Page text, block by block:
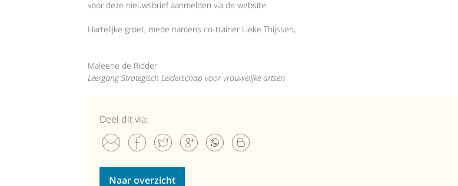
voor deze nieuwsbrief aanmelden via de website.
Hartelijke groet, mede namens co-trainer Lieke Thijssen,
Maleene de Ridder
Leergang Strategisch Leiderschap voor vrouwelijke artsen
Deel dit via:
Naar overzicht